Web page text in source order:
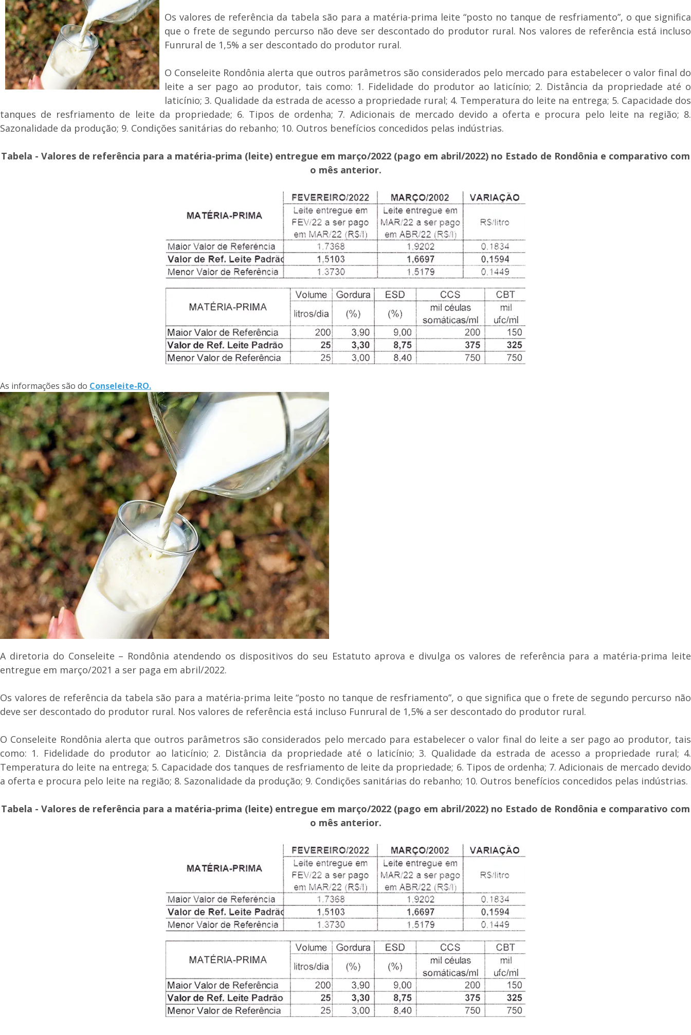
Os valores de referência da tabela são para a matéria-prima leite “posto no tanque de resfriamento”, o que significa
que o frete de segundo percurso não deve ser descontado do produtor rural. Nos valores de referência está incluso
Funrural de 1,5% a ser descontado do produtor rural.
O Conseleite Rondônia alerta que outros parâmetros são considerados pelo mercado para estabelecer o valor final do
leite a ser pago ao produtor, tais como: 1. Fidelidade do produtor ao laticínio; 2. Distância da propriedade até o
laticínio; 3. Qualidade da estrada de acesso a propriedade rural; 4. Temperatura do leite na entrega; 5. Capacidade dos
tanques de resfriamento de leite da propriedade; 6. Tipos de ordenha; 7. Adicionais de mercado devido a oferta e procura pelo leite na região; 8.
Sazonalidade da produção; 9. Condições sanitárias do rebanho; 10. Outros benefícios concedidos pelas indústrias.
Tabela - Valores de referência para a matéria-prima (leite) entregue em março/2022 (pago em abril/2022) no Estado de Rondônia e comparativo com
o mês anterior.
As informações são do Conseleite-RO.
A diretoria do Conseleite – Rondônia atendendo os dispositivos do seu Estatuto aprova e divulga os valores de referência para a matéria-prima leite
entregue em março/2021 a ser paga em abril/2022.
Os valores de referência da tabela são para a matéria-prima leite “posto no tanque de resfriamento”, o que significa que o frete de segundo percurso não
deve ser descontado do produtor rural. Nos valores de referência está incluso Funrural de 1,5% a ser descontado do produtor rural.
O Conseleite Rondônia alerta que outros parâmetros são considerados pelo mercado para estabelecer o valor final do leite a ser pago ao produtor, tais
como: 1. Fidelidade do produtor ao laticínio; 2. Distância da propriedade até o laticínio; 3. Qualidade da estrada de acesso a propriedade rural; 4.
Temperatura do leite na entrega; 5. Capacidade dos tanques de resfriamento de leite da propriedade; 6. Tipos de ordenha; 7. Adicionais de mercado devido
a oferta e procura pelo leite na região; 8. Sazonalidade da produção; 9. Condições sanitárias do rebanho; 10. Outros benefícios concedidos pelas indústrias.
Tabela - Valores de referência para a matéria-prima (leite) entregue em março/2022 (pago em abril/2022) no Estado de Rondônia e comparativo com
o mês anterior.